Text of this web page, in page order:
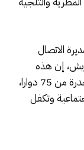
الاتصال
إن هذه
المساعدات، تهم ما مجموعه 9000 عائلة منحدرة من 75 دوارا،
وتكفل